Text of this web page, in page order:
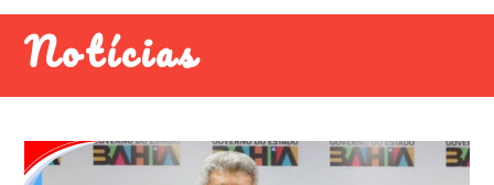
Notícias